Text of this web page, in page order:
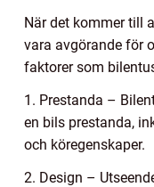
När det kommer till
vara avgörande för
faktorer som
1. Prestanda –
en bils prestanda,
och köregenskaper.
2. Design –